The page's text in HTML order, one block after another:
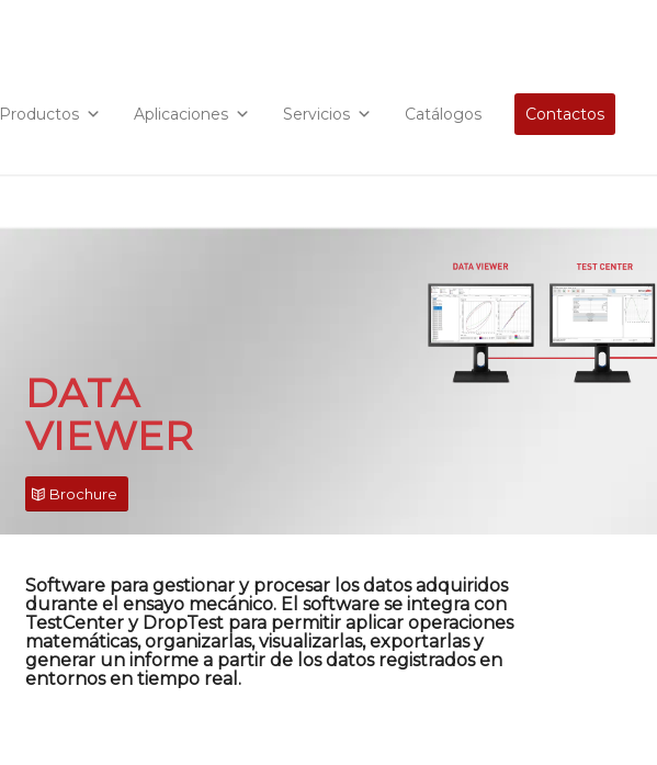
Productos Aplicaciones Servicios Catálogos Contactos
DATA
VIEWER
Brochure
Software para gestionar y procesar los datos adquiridos
durante el ensayo mecánico. El software se integra con
TestCenter y DropTest para permitir aplicar operaciones
matemáticas, organizarlas, visualizarlas, exportarlas y
generar un informe a partir de los datos registrados en
entornos en tiempo real.